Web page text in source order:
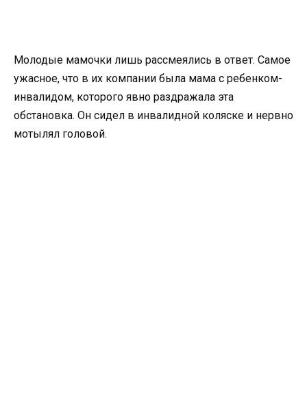
Молодые мамочки лишь рассмеялись в ответ. Самое
ужасное, что в их компании была мама с ребенком-
инвалидом, которого явно раздражала эта
обстановка. Он сидел в инвалидной коляске и нервно
мотылял головой.